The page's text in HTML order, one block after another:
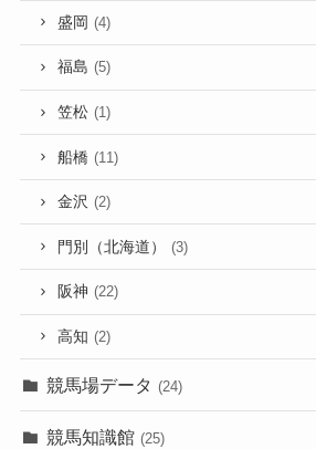
盛岡 (4)
福島 (5)
笠松 (1)
船橋 (11)
金沢 (2)
門別（北海道） (3)
阪神 (22)
高知 (2)
競馬場データ (24)
競馬知識館 (25)